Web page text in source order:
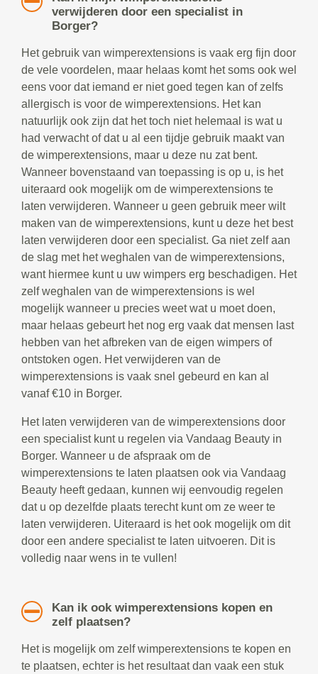
verwijderen door een specialist in
Borger?
Het gebruik van wimperextensions is vaak erg fijn door
de vele voordelen, maar helaas komt het soms ook wel
eens voor dat iemand er niet goed tegen kan of zelfs
allergisch is voor de wimperextensions. Het kan
natuurlijk ook zijn dat het toch niet helemaal is wat u
had verwacht of dat u al een tijdje gebruik maakt van
de wimperextensions, maar u deze nu zat bent.
Wanneer bovenstaand van toepassing is op u, is het
uiteraard ook mogelijk om de wimperextensions te
laten verwijderen. Wanneer u geen gebruik meer wilt
maken van de wimperextensions, kunt u deze het best
laten verwijderen door een specialist. Ga niet zelf aan
de slag met het weghalen van de wimperextensions,
want hiermee kunt u uw wimpers erg beschadigen. Het
zelf weghalen van de wimperextensions is wel
mogelijk wanneer u precies weet wat u moet doen,
maar helaas gebeurt het nog erg vaak dat mensen last
hebben van het afbreken van de eigen wimpers of
ontstoken ogen. Het verwijderen van de
wimperextensions is vaak snel gebeurd en kan al
vanaf €10 in Borger.
Het laten verwijderen van de wimperextensions door
een specialist kunt u regelen via Vandaag Beauty in
Borger. Wanneer u de afspraak om de
wimperextensions te laten plaatsen ook via Vandaag
Beauty heeft gedaan, kunnen wij eenvoudig regelen
dat u op dezelfde plaats terecht kunt om ze weer te
laten verwijderen. Uiteraard is het ook mogelijk om dit
door een andere specialist te laten uitvoeren. Dit is
volledig naar wens in te vullen!
Kan ik ook wimperextensions kopen en
zelf plaatsen?
Het is mogelijk om zelf wimperextensions te kopen en
te plaatsen, echter is het resultaat dan vaak een stuk